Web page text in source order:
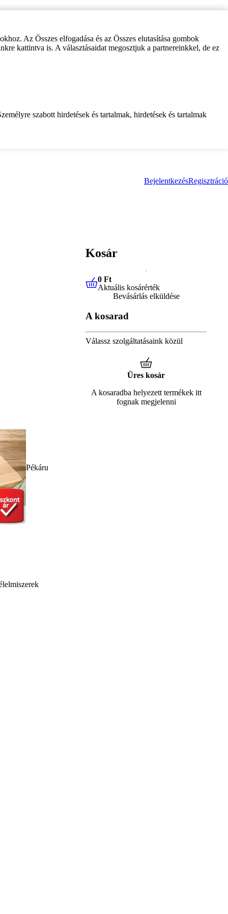
Az Összes elfogadása és az Összes elutasítása gombok
kattintva is. A választásaidat megosztjuk a partnereinkkel, de ez
szabott hirdetések és tartalmak, hirdetések és tartalmak
BejelentkezésRegisztráció
Pékáru
Kosár
0 FtAktuális kosárérték
0 Ft
Aktuális kosárérték
Bevásárlás elküldése
A kosarad
Válassz szolgáltatásaink közül
Üres kosár
A kosaradba helyezett termékek itt
fognak megjelenni